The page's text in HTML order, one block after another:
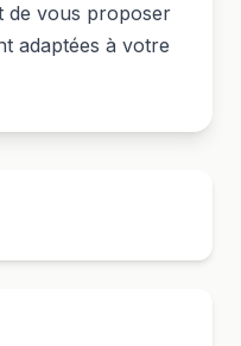
de vous proposer
adaptées à votre